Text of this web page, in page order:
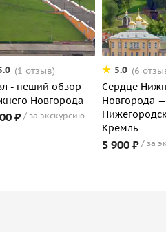
(1 отзыв)
- пеший обзор
Новгорода
₽ за экскурсию
5.0 (6
Сердце
Новгорода —
Кремль
5 900 ₽ за